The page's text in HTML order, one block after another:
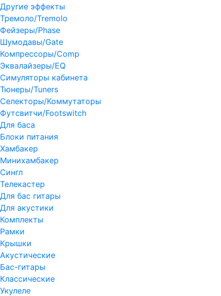
Другие эффекты
Тремоло/Tremolo
Фейзеры/Phase
Шумодавы/Gate
Компрессоры/Comp
Эквалайзеры/EQ
Симуляторы кабинета
Тюнеры/Tuners
Селекторы/Коммутаторы
Футсвитчи/Footswitch
Для баса
Блоки питания
Хамбакер
Минихамбакер
Сингл
Телекастер
Для бас гитары
Для акустики
Комплекты
Рамки
Крышки
Акустические
Бас-гитары
Классические
Укулеле